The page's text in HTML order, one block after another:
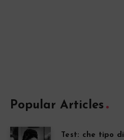
Popular Articles
Test: che tipo di